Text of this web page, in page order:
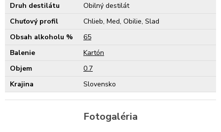
Druh destilátu
Obilný destilát
Chuťový profil
Chlieb, Med, Obilie, Slad
Obsah alkoholu %
65
Balenie
Kartón
Objem
0.7
Krajina
Slovensko
Fotogaléria